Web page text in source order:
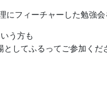
フィーチャーした勉強会
う方も
してふるってご参加くだ